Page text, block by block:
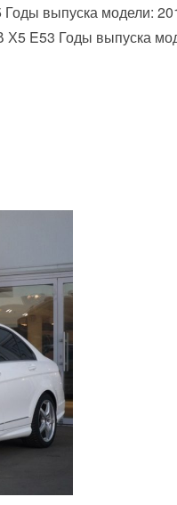
выпуска модели:
E53 Годы выпуска
X5 – ВСЕ ПОКОЛЕНИЯ”